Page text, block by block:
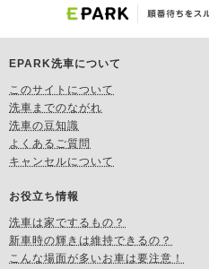
EPARK洗車について
このサイトについて
洗車までのながれ
洗車の豆知識
よくあるご質問
キャンセルについて
お役立ち情報
洗車は家でするもの？
新車時の輝きは維持できるの？
こんな場面が多いお車は要注意！